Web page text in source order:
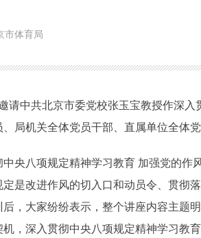
市体育局
中共北京市委党校张玉宝教授作深入
局机关全体党员干部、直属单位全体党
八项规定精神学习教育 加强党的作
是改进作风的切入口和动员令、贯彻
，大家纷纷表示，整个讲座内容主题
，深入贯彻中央八项规定精神学习教